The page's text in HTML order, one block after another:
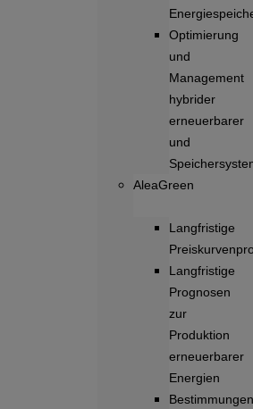
Optimierung
und
Management
hybrider
erneuerbarer
und
AleaGreen
Langfristige
Langfristige
Prognosen
zur
Produktion
erneuerbarer
Energien
Bestimmungen